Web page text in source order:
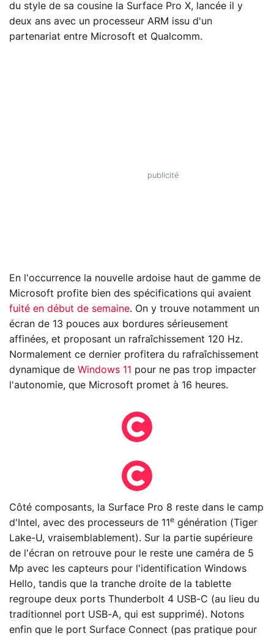
du style de sa cousine la Surface Pro X, lancée il y
deux ans avec un processeur ARM issu d'un
partenariat entre Microsoft et Qualcomm.
En l'occurrence la nouvelle ardoise haut de gamme de
Microsoft profite bien des spécifications qui avaient
fuité en début de semaine. On y trouve notamment un
écran de 13 pouces aux bordures sérieusement
affinées, et proposant un rafraîchissement 120 Hz.
Normalement ce dernier profitera du rafraîchissement
dynamique de Windows 11 pour ne pas trop impacter
l'autonomie, que Microsoft promet à 16 heures.
Côté composants, la Surface Pro 8 reste dans le camp
d'Intel, avec des processeurs de 11 e génération (Tiger
Lake-U, vraisemblablement). Sur la partie supérieure
de l'écran on retrouve pour le reste une caméra de 5
Mp avec les capteurs pour l'identification Windows
Hello, tandis que la tranche droite de la tablette
regroupe deux ports Thunderbolt 4 USB-C (au lieu du
traditionnel port USB-A, qui est supprimé). Notons
enfin que le port Surface Connect (pas pratique pour